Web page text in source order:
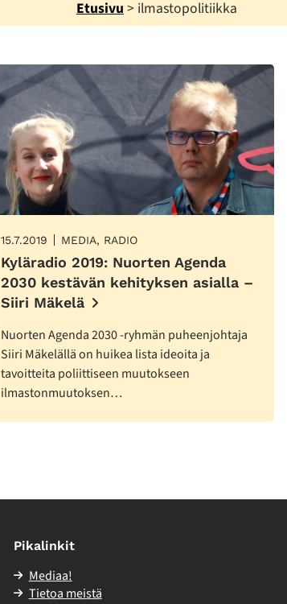
Etusivu> ilmastopolitiikka
15.7.2019 MEDIA, RADIO
Kyläradio 2019: Nuorten Agenda
2030 kestävän kehityksen asialla –
Siiri Mäkelä
Nuorten Agenda 2030 -ryhmän puheenjohtaja
Siiri Mäkelällä on huikea lista ideoita ja
tavoitteita poliittiseen muutokseen
ilmastonmuutoksen…
Pikalinkit
Mediaa!
Tietoa meistä